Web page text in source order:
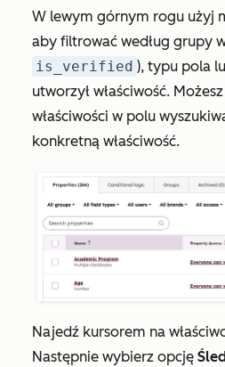
W lewym górnym rogu użyj
aby filtrować według grupy
is_verified ), typu pola
utworzył właściwość.
właściwości w polu
konkretną właściwość.
Najedź kursorem na
Następnie wybierz opcję